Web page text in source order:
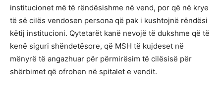
institucionet më të rëndësishme në vend, por që në krye
të së cilës vendosen persona që pak i kushtojnë rëndësi
këtij institucioni. Qytetarët kanë nevojë të dukshme që të
kenë siguri shëndetësore, që MSH të kujdeset në
mënyrë të angazhuar për përmirësim të cilësisë për
shërbimet që ofrohen në spitalet e vendit.